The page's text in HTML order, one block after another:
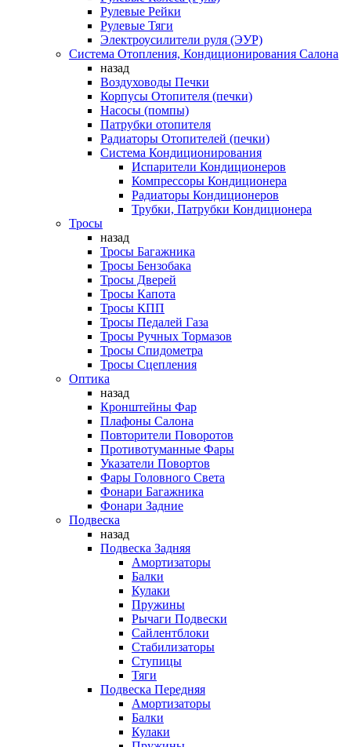
Рулевые Рейки
Рулевые Тяги
Электроусилители руля (ЭУР)
Система Отопления, Кондиционирования Салона
назад
Воздуховоды Печки
Корпусы Отопителя (печки)
Насосы (помпы)
Патрубки отопителя
Радиаторы Отопителей (печки)
Система Кондиционирования
Испарители Кондиционеров
Компрессоры Кондиционера
Радиаторы Кондиционеров
Трубки, Патрубки Кондиционера
Тросы
назад
Тросы Багажника
Тросы Бензобака
Тросы Дверей
Тросы Капота
Тросы КПП
Тросы Педалей Газа
Тросы Ручных Тормазов
Тросы Спидометра
Тросы Сцепления
Оптика
назад
Кронштейны Фар
Плафоны Салона
Повторители Поворотов
Противотуманные Фары
Указатели Повортов
Фары Головного Света
Фонари Багажника
Фонари Задние
Подвеска
назад
Подвеска Задняя
Амортизаторы
Балки
Кулаки
Пружины
Рычаги Подвески
Сайлентблоки
Стабилизаторы
Ступицы
Тяги
Подвеска Передняя
Амортизаторы
Балки
Кулаки